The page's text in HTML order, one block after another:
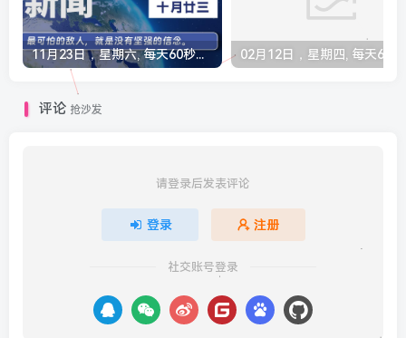
11月23日，星期六, 每天60秒读懂全世界！
评论 抢沙发
请登录后发表评论
登录 注册
社交账号登录